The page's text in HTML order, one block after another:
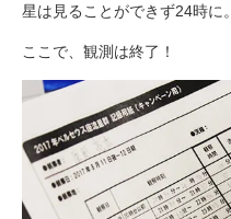
星は見ることができず24時に。
ここで、観測は終了！